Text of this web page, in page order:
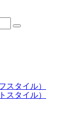
スタイル）
スタイル）